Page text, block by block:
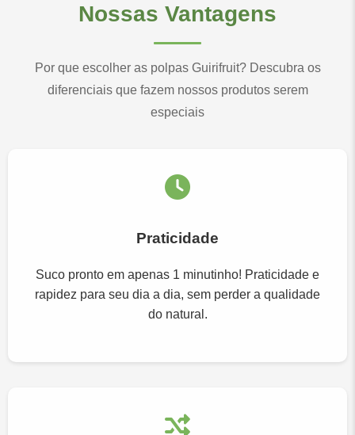
Nossas Vantagens
Por que escolher as polpas Guirifruit? Descubra os
diferenciais que fazem nossos produtos serem
especiais
Praticidade
Suco pronto em apenas 1 minutinho! Praticidade e
rapidez para seu dia a dia, sem perder a qualidade
do natural.